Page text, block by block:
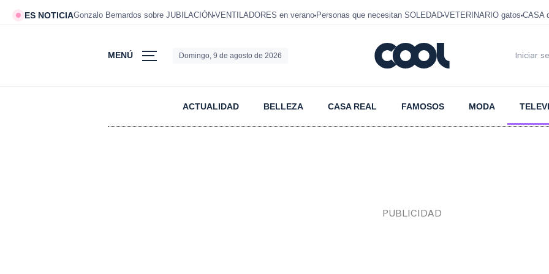
ES NOTICIAGonzalo Bernardos sobre JUBILACIÓN VENTILADORES en verano Personas que necesitan SOLEDAD VETERINARIO gatos CASA
MENÚ Domingo, 9 de agosto de 2026 Iniciar
ACTUALIDAD BELLEZA CASA REAL FAMOSOS MODA